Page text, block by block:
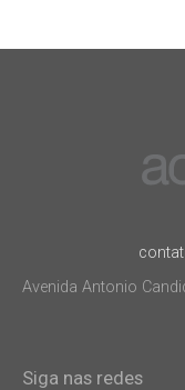
Avenida Antonio
Siga nas redes